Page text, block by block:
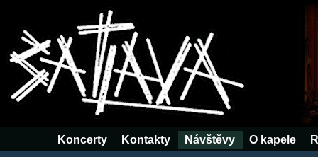
Koncerty Kontakty Návštěvy O kapele